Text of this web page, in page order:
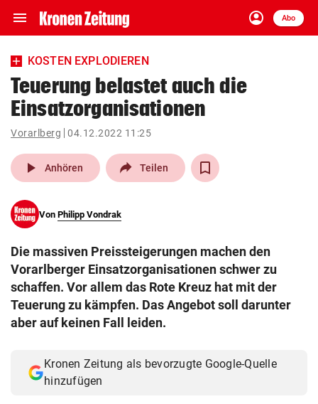
menu Navigation
ein-/ausklappen
account_circle
Anmelden
Abo
close Schließen
account_circle Anmelden
pin_drop
Wien arrow_right
search
eingeben
KOSTEN EXPLODIEREN
Teuerung belastet auch die
Einsatzorganisationen
Vorarlberg 04.12.2022 11:25
play_arrow Anhören Teilen
Von Philipp Vondrak
Die massiven Preissteigerungen machen den
Vorarlberger Einsatzorganisationen schwer zu
schaffen. Vor allem das Rote Kreuz hat mit der
Teuerung zu kämpfen. Das Angebot soll darunter
aber auf keinen Fall leiden.
Kronen Zeitung als bevorzugte Google-Quelle
hinzufügen